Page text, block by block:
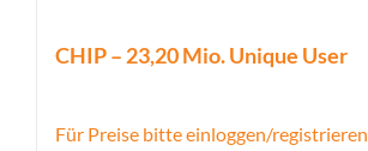
CHIP – 23,20 Mio. Unique User
Für Preise bitte einloggen/registrieren